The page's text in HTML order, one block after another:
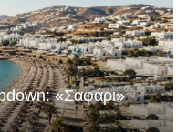
«Σαφάρι»